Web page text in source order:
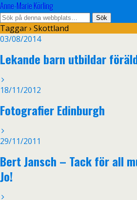
Anne-Marie Körling
Taggar › Skottland
03/08/2014
Lekande barn utbildar
18/11/2012
Fotografier Edinburgh
29/11/2011
Bert Jansch – Tack för all
Jo!